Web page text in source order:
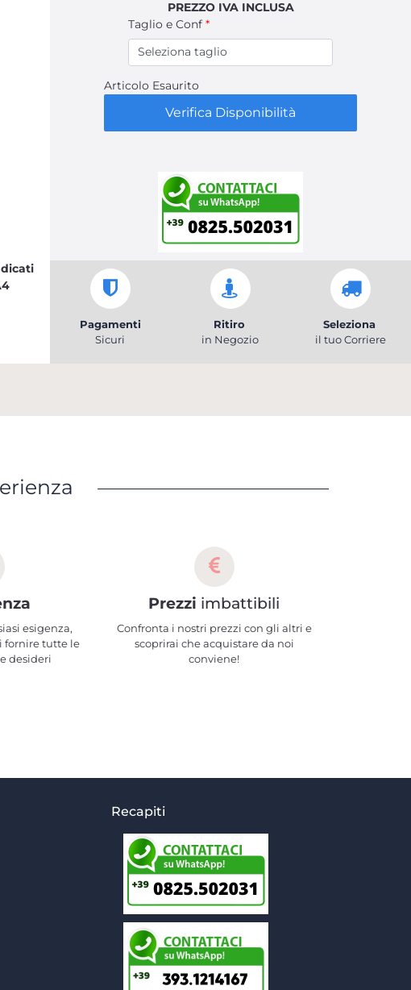
PREZZO IVA INCLUSA
Taglio e Conf*
Articolo Esaurito
Verifica Disponibilità
Pagamenti
Sicuri
Ritiro
in Negozio
Seleziona
il tuo Corriere
esigenza,
fornire tutte le
desideri
Prezzi imbattibili
Confronta i nostri prezzi con gli altri e
scoprirai che acquistare da noi
conviene!
Recapiti